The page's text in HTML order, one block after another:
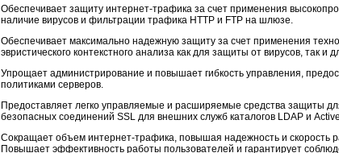
Обеспечивает защиту интернет-трафика за счет применения
наличие вирусов и фильтрации трафика HTTP и FTP на шлюзе.
Обеспечивает максимально надежную защиту за счет применения
эвристического контекстного анализа как для защиты от вирусов, так и
Упрощает администрирование и повышает гибкость управления,
политиками серверов.
Предоставляет легко управляемые и расширяемые средства защиты
безопасных соединений SSL для внешних служб каталогов LDAP и
Сокращает объем интернет-трафика, повышая надежность и скорость
Повышает эффективность работы пользователей и гарантирует